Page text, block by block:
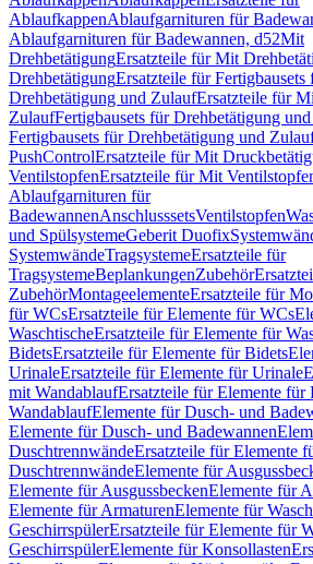
AblaufkappenAblaufgarnituren für
Ablaufgarnituren für Badewannen, d52Mit
DrehbetätigungErsatzteile für Mit
DrehbetätigungErsatzteile für
Drehbetätigung und ZulaufErsatzteile für
ZulaufFertigbausets für Drehbetätigung
Fertigbausets für Drehbetätigung und
PushControlErsatzteile für Mit
VentilstopfenErsatzteile für Mit
Ablaufgarnituren für
BadewannenAnschlusssetsVentilstopfen
und SpülsystemeGeberit Duofix
SystemwändeTragsystemeErsatzteile für
TragsystemeBeplankungenZubehör
ZubehörMontageelementeErsatzteile für
für WCsErsatzteile für Elemente für WCs
WaschtischeErsatzteile für Elemente für
BidetsErsatzteile für Elemente für Bidets
UrinaleErsatzteile für Elemente für Urinale
mit WandablaufErsatzteile für Elemente für
WandablaufElemente für Dusch- und
Elemente für Dusch- und Badewannen
DuschtrennwändeErsatzteile für Elemente
DuschtrennwändeElemente für
Elemente für AusgussbeckenElemente für
Elemente für ArmaturenElemente für
GeschirrspülerErsatzteile für Elemente für
GeschirrspülerElemente für Konsollasten